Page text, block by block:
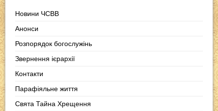
Новини ЧСВВ
Анонси
Розпорядок богослужінь
Звернення ієрархії
Контакти
Парафіяльне життя
Свята Тайна Хрещення